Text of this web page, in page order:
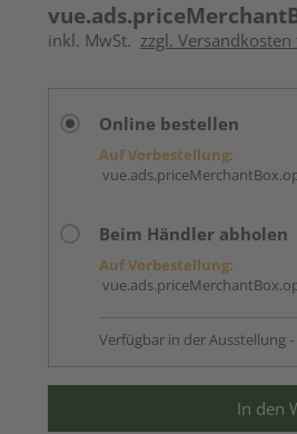
inkl. MwSt. zzgl.
Online bestellen
Auf Vorbestellung:
Beim Händler abholen
Auf Vorbestellung:
Verfügbar in der Ausstellung
In den